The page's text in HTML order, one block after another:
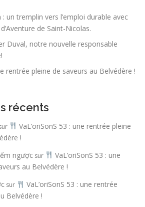
un tremplin vers l’emploi durable avec
de Saint-Nicolas.
Duval, notre nouvelle responsable
rentrée pleine de saveurs au Belvédère !
récents
VaL’oriSonS 53 : une rentrée pleine
!
ngược sur
VaL’oriSonS 53 : une
au Belvédère !
sur
VaL’oriSonS 53 : une rentrée
Belvédère !